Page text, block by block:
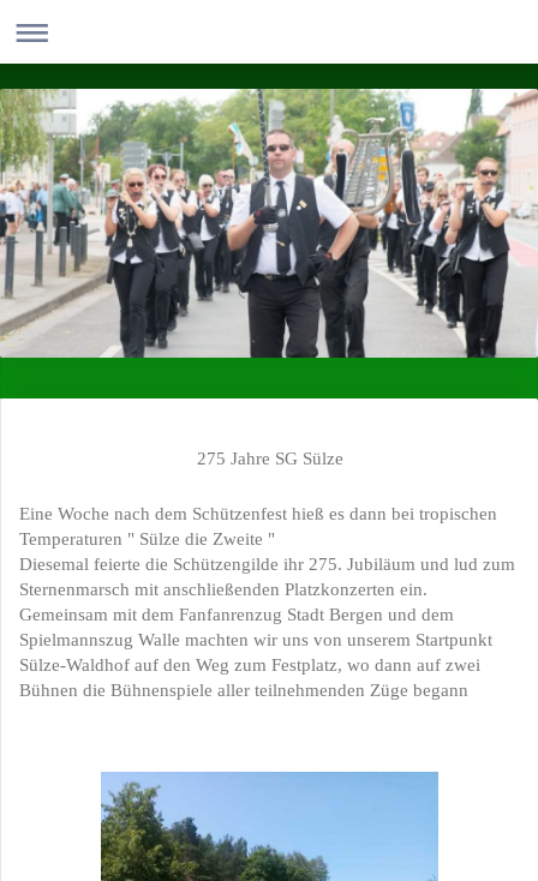
275 Jahre SG Sülze
Eine Woche nach dem Schützenfest hieß es dann bei tropischen
Temperaturen " Sülze die Zweite "
Diesemal feierte die Schützengilde ihr 275. Jubiläum und lud zum
Sternenmarsch mit anschließenden Platzkonzerten ein.
Gemeinsam mit dem Fanfanrenzug Stadt Bergen und dem
Spielmannszug Walle machten wir uns von unserem Startpunkt
Sülze-Waldhof auf den Weg zum Festplatz, wo dann auf zwei
Bühnen die Bühnenspiele aller teilnehmenden Züge begann